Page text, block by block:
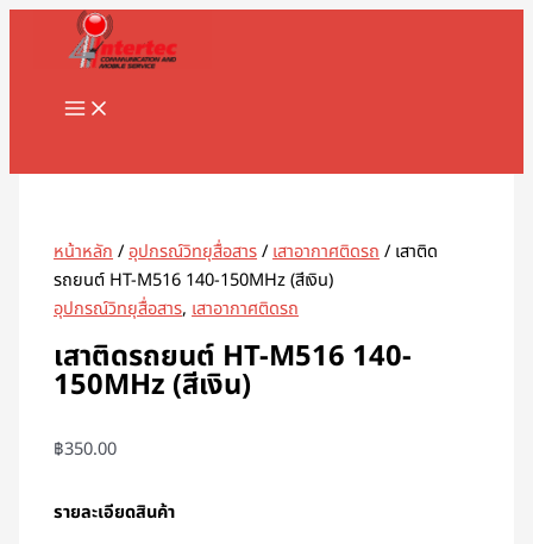
Skip
MAIN
MENU
หน้าหลัก/อุปกรณ์วิทยุสื่อสาร/เสาอากาศติดรถ/ เสาติด
รถยนต์ HT-M516 140-150MHz (สีเงิน)
อุปกรณ์วิทยุสื่อสาร,เสาอากาศติดรถ
เสาติดรถยนต์ HT-M516 140-
150MHz (สีเงิน)
฿350.00
รายละเอียดสินค้า
จำนวน
รถยนต์
(สี
เงิน)
ชิ้น